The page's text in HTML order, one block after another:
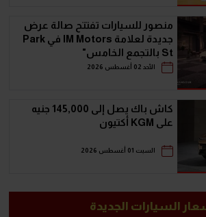
منصور للسيارات تفتتح صالة عرض
جديدة لعلامة IM Motors في Park
St بالتجمع الخامس"
الأحد 02 أغسطس 2026
كاش باك يصل إلى 145,000 جنيه
على KGM أكتيون
السبت 01 أغسطس 2026
السيارات الجديدة